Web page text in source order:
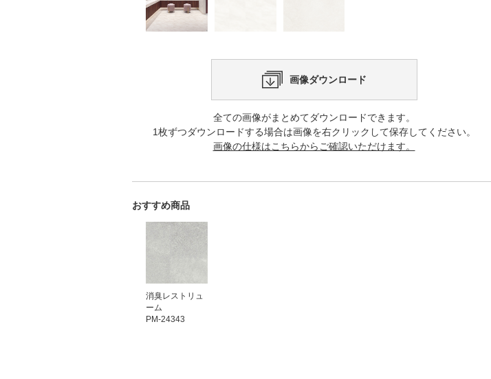
画像ダウンロード
全ての画像がまとめてダウンロードできます。
1枚ずつダウンロードする場合は画像を右クリックして保存してください。
画像の仕様はこちらからご確認いただけます。
おすすめ商品
消臭レストリュ
ーム
PM-24343